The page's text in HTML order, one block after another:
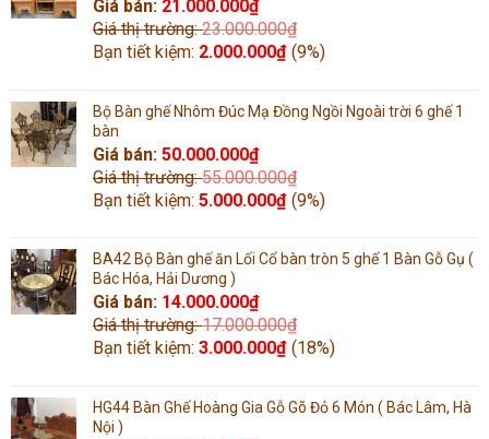
Giá bán: 21.000.000₫
Giá thị trường:23.000.000₫
Bạn tiết kiệm: 2.000.000₫ (9%)
Bộ Bàn ghế Nhôm Đúc Mạ Đồng Ngồi Ngoài trời 6 ghế 1
bàn
Giá bán: 50.000.000₫
Giá thị trường:55.000.000₫
Bạn tiết kiệm: 5.000.000₫ (9%)
BA42 Bộ Bàn ghế ăn Lối Cổ bàn tròn 5 ghế 1 Bàn Gỗ Gụ (
Bác Hóa, Hải Dương )
Giá bán: 14.000.000₫
Giá thị trường:17.000.000₫
Bạn tiết kiệm: 3.000.000₫ (18%)
HG44 Bàn Ghế Hoàng Gia Gỗ Gõ Đỏ 6 Món ( Bác Lâm, Hà
Nội )